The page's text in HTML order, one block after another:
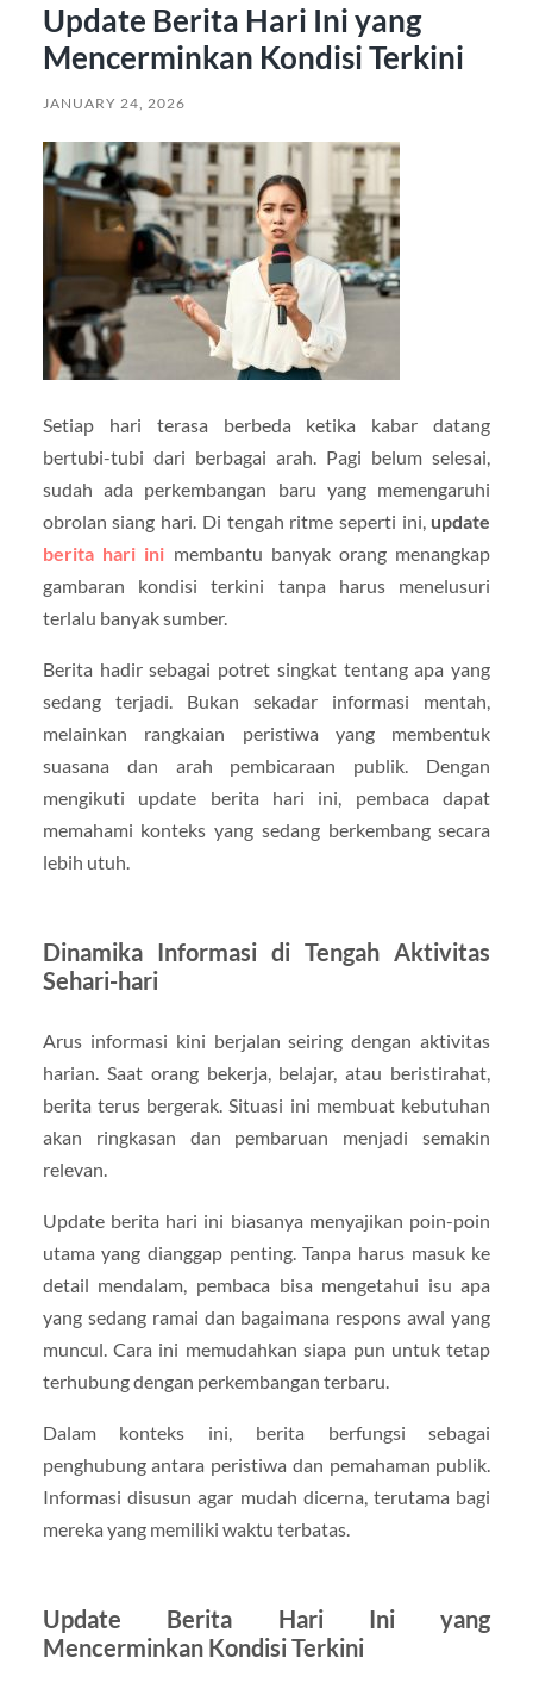
Update Berita Hari Ini yang
Mencerminkan Kondisi Terkini
JANUARY 24, 2026
Setiap hari terasa berbeda ketika kabar datang
bertubi-tubi dari berbagai arah. Pagi belum selesai,
sudah ada perkembangan baru yang memengaruhi
obrolan siang hari. Di tengah ritme seperti ini, update
berita hari ini membantu banyak orang menangkap
gambaran kondisi terkini tanpa harus menelusuri
terlalu banyak sumber.
Berita hadir sebagai potret singkat tentang apa yang
sedang terjadi. Bukan sekadar informasi mentah,
melainkan rangkaian peristiwa yang membentuk
suasana dan arah pembicaraan publik. Dengan
mengikuti update berita hari ini, pembaca dapat
memahami konteks yang sedang berkembang secara
lebih utuh.
Dinamika Informasi di Tengah Aktivitas
Sehari-hari
Arus informasi kini berjalan seiring dengan aktivitas
harian. Saat orang bekerja, belajar, atau beristirahat,
berita terus bergerak. Situasi ini membuat kebutuhan
akan ringkasan dan pembaruan menjadi semakin
relevan.
Update berita hari ini biasanya menyajikan poin-poin
utama yang dianggap penting. Tanpa harus masuk ke
detail mendalam, pembaca bisa mengetahui isu apa
yang sedang ramai dan bagaimana respons awal yang
muncul. Cara ini memudahkan siapa pun untuk tetap
terhubung dengan perkembangan terbaru.
Dalam konteks ini, berita berfungsi sebagai
penghubung antara peristiwa dan pemahaman publik.
Informasi disusun agar mudah dicerna, terutama bagi
mereka yang memiliki waktu terbatas.
Update Berita Hari Ini yang
Mencerminkan Kondisi Terkini